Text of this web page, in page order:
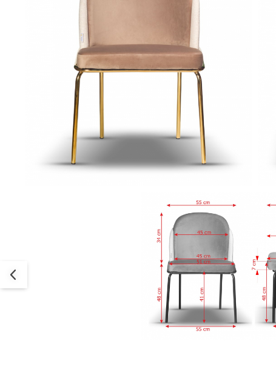
Decoratiuni interioare
Accesorii decorative
Ghivece si jardiniere
Accesorii pentru servire
Textile pentru casa